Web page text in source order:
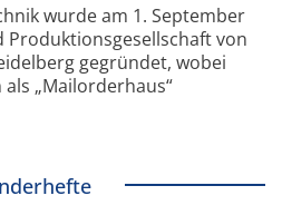
wurde am 1. September
Produktionsgesellschaft von
gegründet, wobei
„Mailorderhaus“